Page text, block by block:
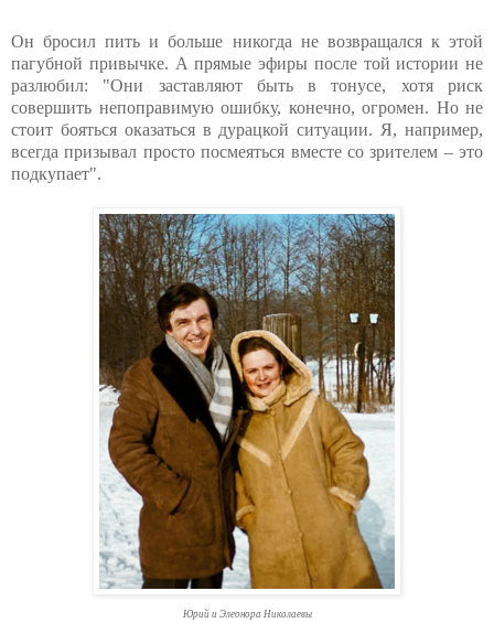
Он бросил пить и больше никогда не возвращался к этой
пагубной привычке. А прямые эфиры после той истории не
разлюбил: "Они заставляют быть в тонусе, хотя риск
совершить непоправимую ошибку, конечно, огромен. Но не
стоит бояться оказаться в дурацкой ситуации. Я, например,
всегда призывал просто посмеяться вместе со зрителем – это
подкупает".
Юрий и Элеонора Николаевы